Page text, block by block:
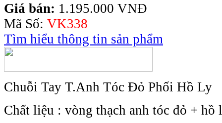
Giá bán: 1.195.000 VNĐ
Mã Số: VK338
Tìm hiểu thông tin sản phẩm
Chuỗi Tay T.Anh Tóc Đỏ Phối Hồ Ly
Chất liệu : vòng thạch anh tóc đỏ + hồ